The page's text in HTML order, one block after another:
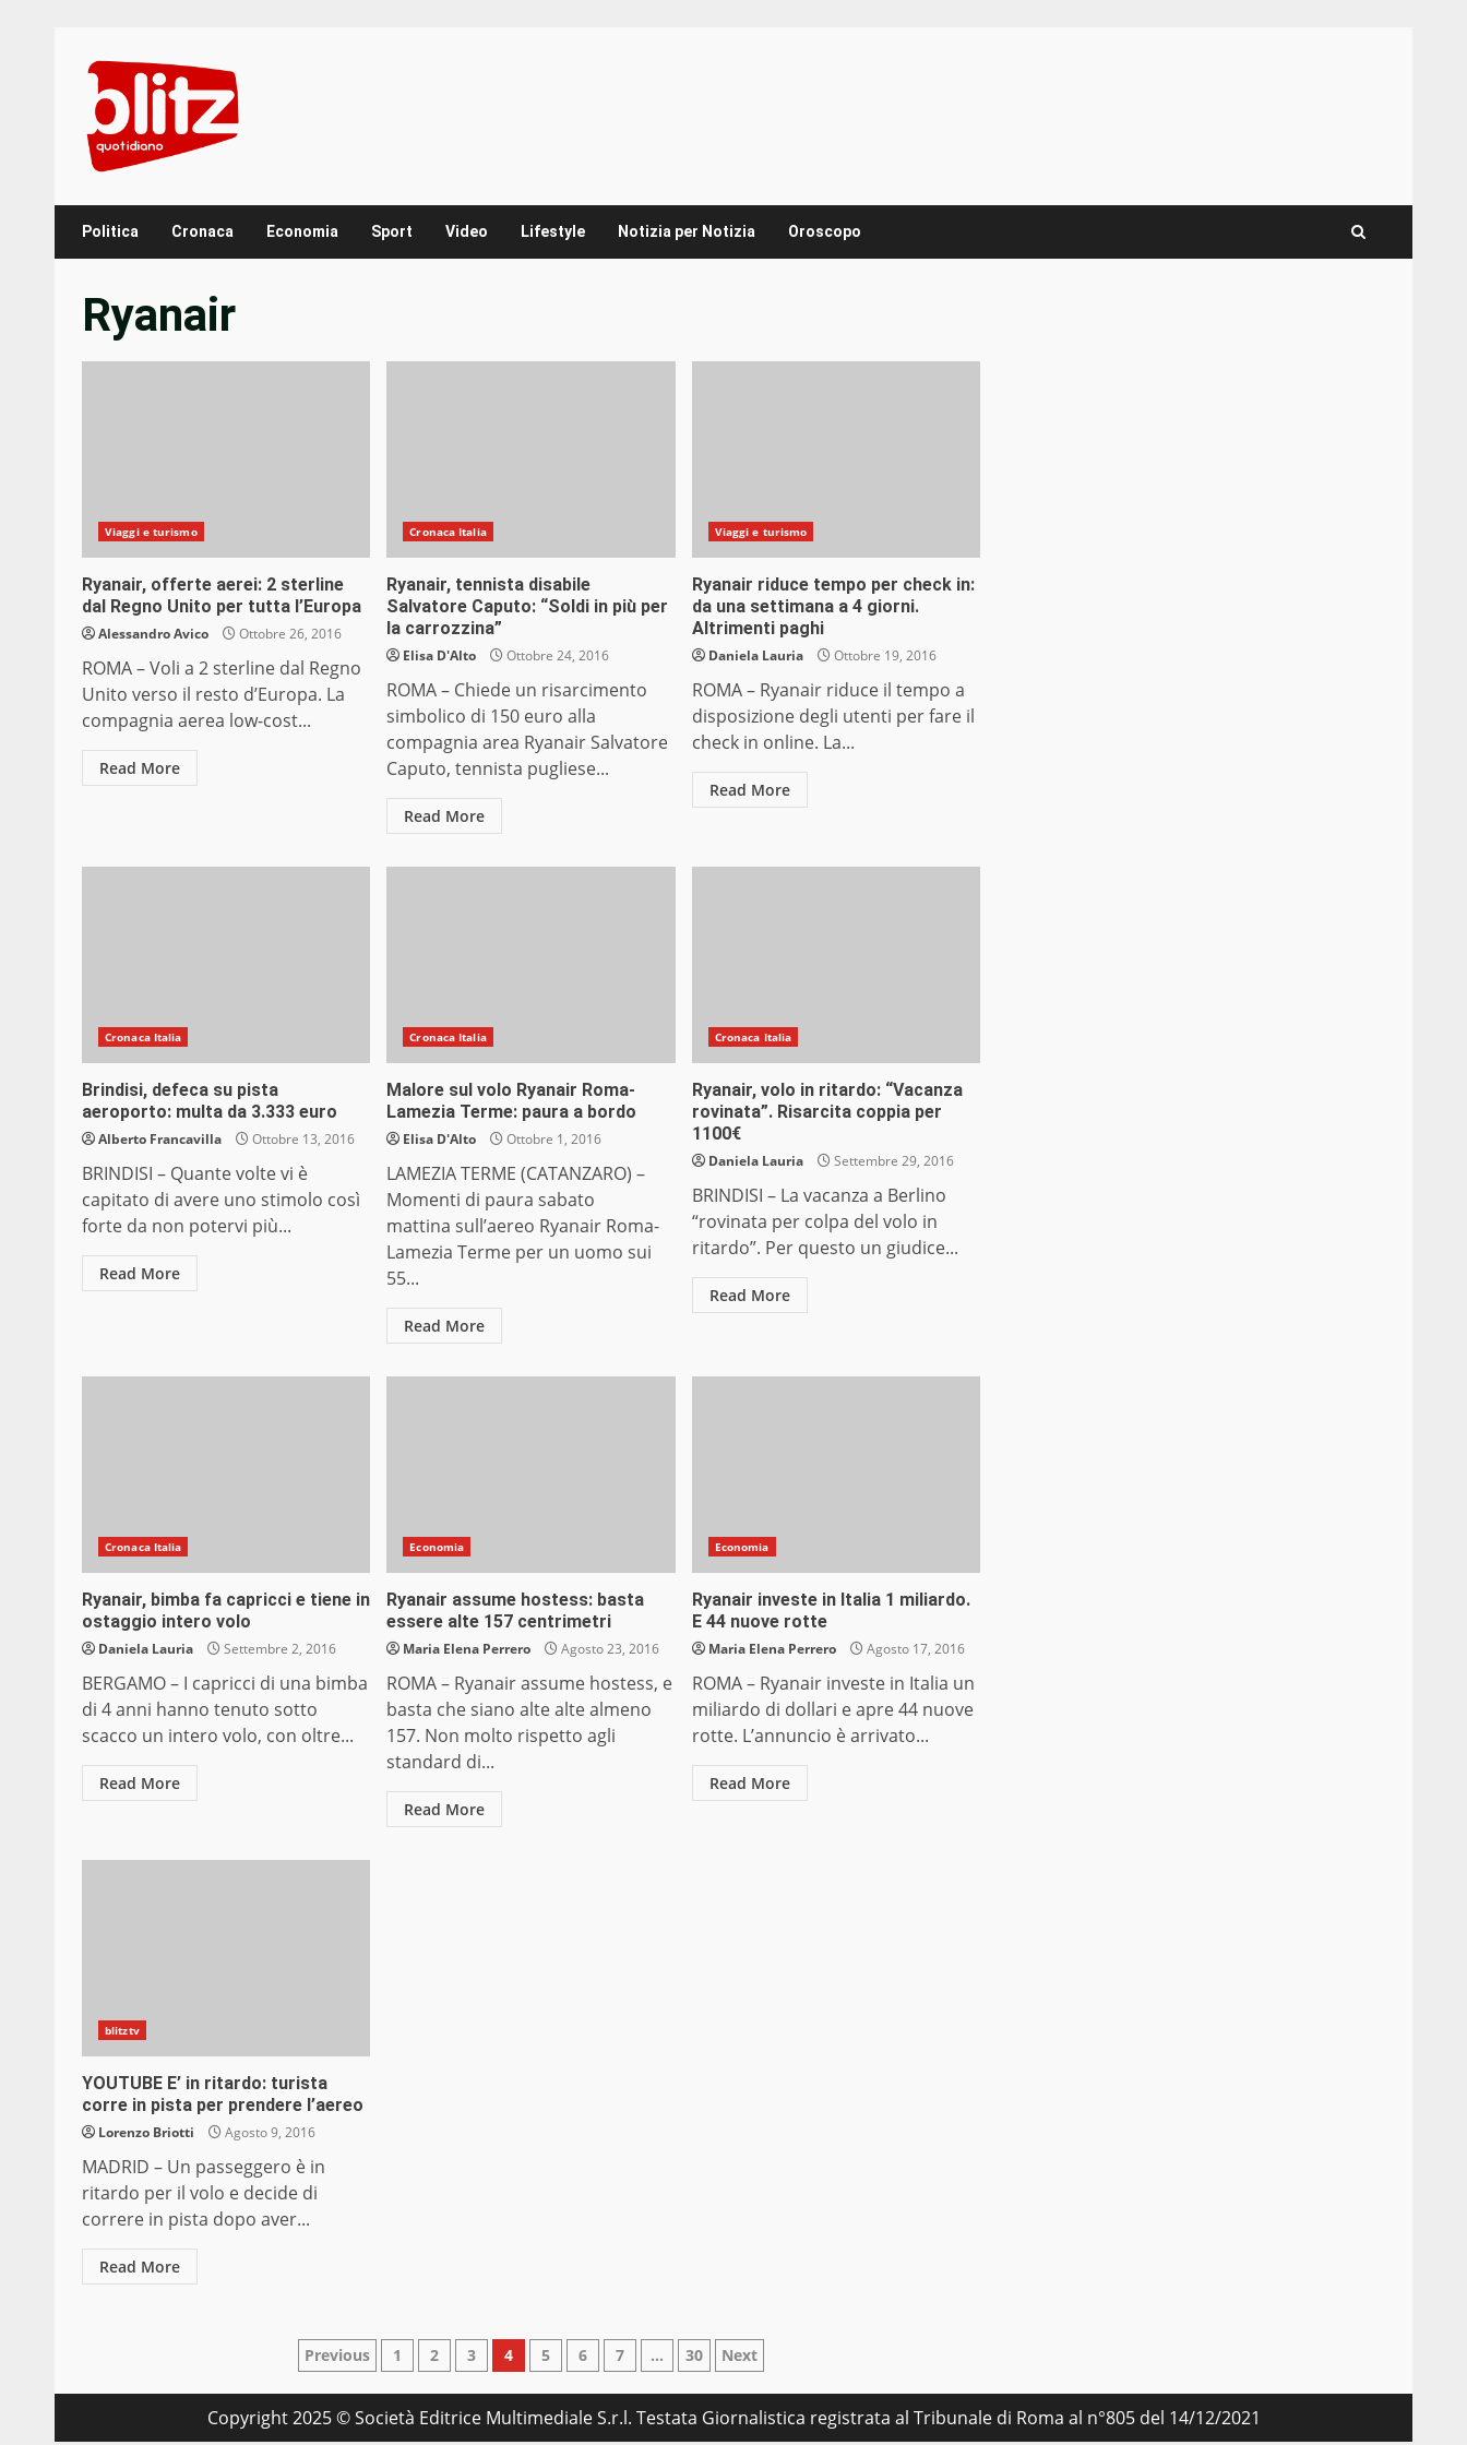
content
Politica Cronaca Economia Sport Video Lifestyle Notizia per Notizia Oroscopo
Ryanair
Viaggi e turismo
Ryanair, offerte aerei: 2 sterline
dal Regno Unito per tutta l’Europa
Alessandro Avico Ottobre 26, 2016
ROMA – Voli a 2 sterline dal Regno
Unito verso il resto d’Europa. La
compagnia aerea low-cost...
Read More
Cronaca Italia
Ryanair, tennista disabile
Salvatore Caputo: “Soldi in più per
la carrozzina”
Elisa D'Alto Ottobre 24, 2016
ROMA – Chiede un risarcimento
simbolico di 150 euro alla
compagnia area Ryanair Salvatore
Caputo, tennista pugliese...
Read More
Viaggi e turismo
Ryanair riduce tempo per check in:
da una settimana a 4 giorni.
Altrimenti paghi
Daniela Lauria Ottobre 19, 2016
ROMA – Ryanair riduce il tempo a
disposizione degli utenti per fare il
check in online. La...
Read More
Cronaca Italia
Brindisi, defeca su pista
aeroporto: multa da 3.333 euro
Alberto Francavilla Ottobre 13, 2016
BRINDISI – Quante volte vi è
capitato di avere uno stimolo così
forte da non potervi più...
Read More
Cronaca Italia
Malore sul volo Ryanair Roma-
Lamezia Terme: paura a bordo
Elisa D'Alto Ottobre 1, 2016
LAMEZIA TERME (CATANZARO) –
Momenti di paura sabato
mattina sull’aereo Ryanair Roma-
Lamezia Terme per un uomo sui
55...
Read More
Cronaca Italia
Ryanair, volo in ritardo: “Vacanza
rovinata”. Risarcita coppia per
1100€
Daniela Lauria Settembre 29, 2016
BRINDISI – La vacanza a Berlino
“rovinata per colpa del volo in
ritardo”. Per questo un giudice...
Read More
Cronaca Italia
Ryanair, bimba fa capricci e tiene in
ostaggio intero volo
Daniela Lauria Settembre 2, 2016
BERGAMO – I capricci di una bimba
di 4 anni hanno tenuto sotto
scacco un intero volo, con oltre...
Read More
Economia
Ryanair assume hostess: basta
essere alte 157 centrimetri
Maria Elena Perrero Agosto 23, 2016
ROMA – Ryanair assume hostess, e
basta che siano alte alte almeno
157. Non molto rispetto agli
standard di...
Read More
Economia
Ryanair investe in Italia 1 miliardo.
E 44 nuove rotte
Maria Elena Perrero Agosto 17, 2016
ROMA – Ryanair investe in Italia un
miliardo di dollari e apre 44 nuove
rotte. L’annuncio è arrivato...
Read More
blitztv
YOUTUBE E’ in ritardo: turista
corre in pista per prendere l’aereo
Lorenzo Briotti Agosto 9, 2016
MADRID – Un passeggero è in
ritardo per il volo e decide di
correre in pista dopo aver...
Read More
Paginazione
degli
Previous 1 2 3 4 5 6 7 … 30 Next
Copyright 2025 © Società Editrice Multimediale S.r.l. Testata Giornalistica registrata al Tribunale di Roma al n°805 del 14/12/2021